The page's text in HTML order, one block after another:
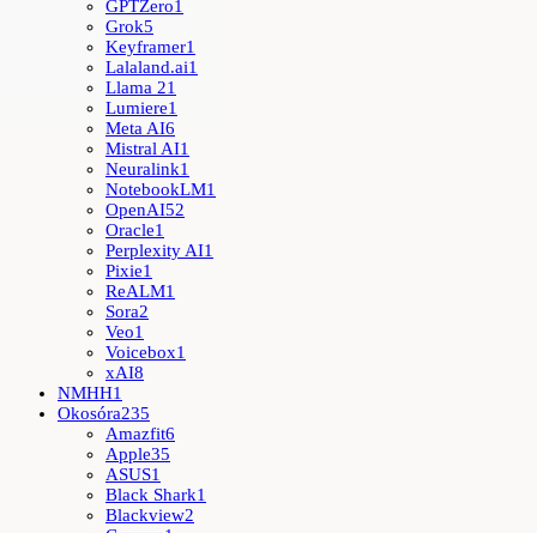
GPTZero1
Grok5
Keyframer1
Lalaland.ai1
Llama 21
Lumiere1
Meta AI6
Mistral AI1
Neuralink1
NotebookLM1
OpenAI52
Oracle1
Perplexity AI1
Pixie1
ReALM1
Sora2
Veo1
Voicebox1
xAI8
NMHH1
Okosóra235
Amazfit6
Apple35
ASUS1
Black Shark1
Blackview2